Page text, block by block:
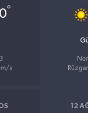
°
m/s
12